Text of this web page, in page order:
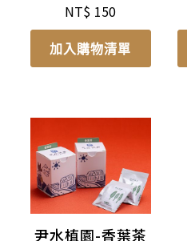
NT$ 150
加入購物清單
尹水植園-香葉茶